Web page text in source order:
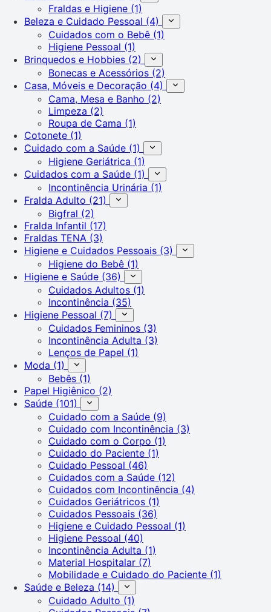
Fraldas e Higiene (1)
Beleza e Cuidado Pessoal (4)
Cuidados com o Bebê (1)
Higiene Pessoal (1)
Brinquedos e Hobbies (2)
Bonecas e Acessórios (2)
Casa, Móveis e Decoração (4)
Cama, Mesa e Banho (2)
Limpeza (2)
Roupa de Cama (1)
Cotonete (1)
Cuidado com a Saúde (1)
Higiene Geriátrica (1)
Cuidados com a Saúde (1)
Incontinência Urinária (1)
Fralda Adulto (21)
Bigfral (2)
Fralda Infantil (17)
Fraldas TENA (3)
Higiene e Cuidados Pessoais (3)
Higiene do Bebê (1)
Higiene e Saúde (36)
Cuidados Adultos (1)
Incontinência (35)
Higiene Pessoal (7)
Cuidados Femininos (3)
Incontinência Adulta (3)
Lenços de Papel (1)
Moda (1)
Bebês (1)
Papel Higiênico (2)
Saúde (101)
Cuidado com a Saúde (9)
Cuidado com Incontinência (3)
Cuidado com o Corpo (1)
Cuidado do Paciente (1)
Cuidado Pessoal (46)
Cuidados com a Saúde (12)
Cuidados com Incontinência (4)
Cuidados Geriátricos (1)
Cuidados Pessoais (36)
Higiene e Cuidado Pessoal (1)
Higiene Pessoal (40)
Incontinência Adulta (1)
Material Hospitalar (7)
Mobilidade e Cuidado do Paciente (1)
Saúde e Beleza (14)
Cuidado Adulto (1)